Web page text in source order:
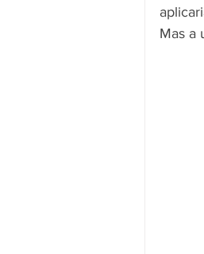
Mas a